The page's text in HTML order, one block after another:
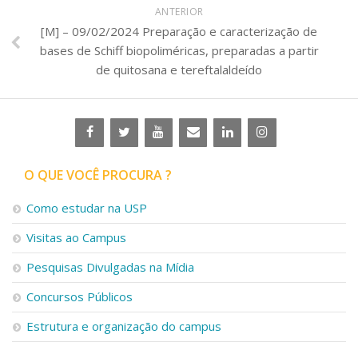
ANTERIOR
[M] – 09/02/2024 Preparação e caracterização de
bases de Schiff biopoliméricas, preparadas a partir
de quitosana e tereftalaldeído
O QUE VOCÊ PROCURA ?
Como estudar na USP
Visitas ao Campus
Pesquisas Divulgadas na Mídia
Concursos Públicos
Estrutura e organização do campus